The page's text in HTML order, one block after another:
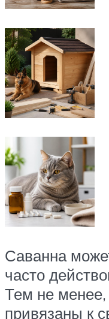
Саванна
часто
Тем не
привязаны к